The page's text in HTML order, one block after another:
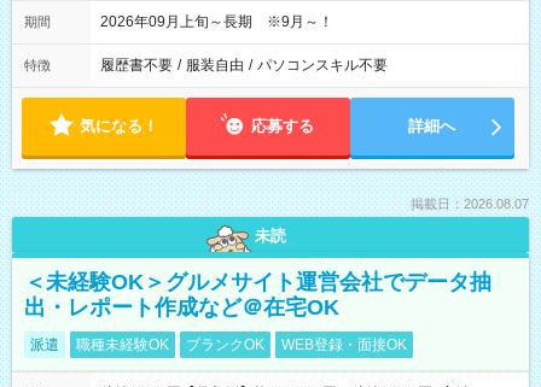
期間 2026年09月上旬～長期 ※9月～！
特徴 履歴書不要 / 服装自由 / パソコンスキル不要
気になる！ 応募する 詳細へ
掲載日：2026.08.07
未読
＜未経験OK＞グルメサイト運営会社でデータ抽
出・レポート作成など＠在宅OK
派遣 職種未経験OK ブランクOK WEB登録・面接OK